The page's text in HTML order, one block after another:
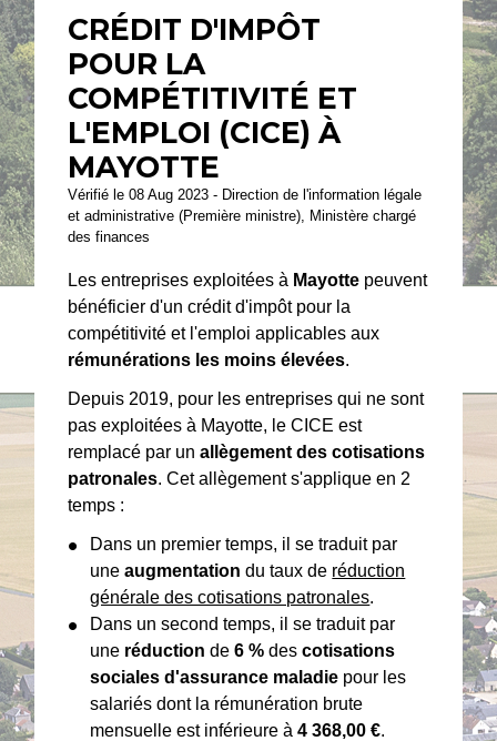
CRÉDIT D'IMPÔT
POUR LA
COMPÉTITIVITÉ ET
L'EMPLOI (CICE) À
MAYOTTE
Vérifié le 08 Aug 2023 - Direction de l'information légale
et administrative (Première ministre), Ministère chargé
des finances
Les entreprises exploitées à Mayotte peuvent
bénéficier d'un crédit d'impôt pour la
compétitivité et l'emploi applicables aux
rémunérations les moins élevées.
Depuis 2019, pour les entreprises qui ne sont
pas exploitées à Mayotte, le CICE est
remplacé par unallègement des cotisations
patronales. Cet allègement s'applique en 2
temps :
Dans un premier temps, il se traduit par
uneaugmentation du taux de réduction
générale des cotisations patronales.
Dans un second temps, il se traduit par
une réduction de6 % descotisations
sociales d'assurance maladie pour les
salariés dont la rémunération brute
mensuelle est inférieure à4 368,00 €.